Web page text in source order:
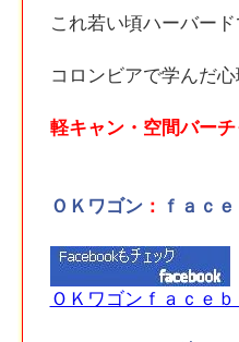
これ若い頃ハーバー
コロンビアで学んだ
軽キャン・空間バー
ＯＫワゴン： ｆａｃ
ＯＫワゴンｆａｃｅ